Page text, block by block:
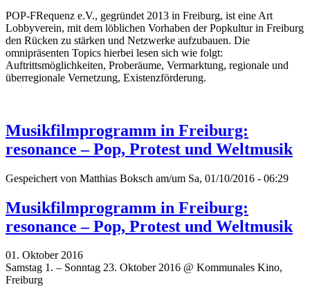
POP-FRequenz e.V., gegründet 2013 in Freiburg, ist eine Art
Lobbyverein, mit dem löblichen Vorhaben der Popkultur in Freiburg
den Rücken zu stärken und Netzwerke aufzubauen. Die
omnipräsenten Topics hierbei lesen sich wie folgt:
Auftrittsmöglichkeiten, Proberäume, Vermarktung, regionale und
überregionale Vernetzung, Existenzförderung.
Musikfilmprogramm in Freiburg:
resonance – Pop, Protest und Weltmusik
Gespeichert von Matthias Boksch am/um Sa, 01/10/2016 - 06:29
Musikfilmprogramm in Freiburg:
resonance – Pop, Protest und Weltmusik
01. Oktober 2016
Samstag 1. – Sonntag 23. Oktober 2016 @ Kommunales Kino,
Freiburg